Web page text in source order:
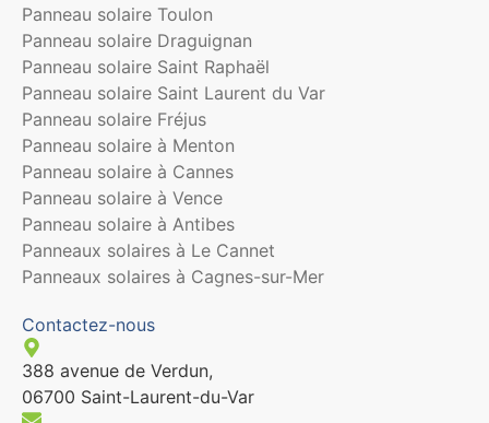
Panneau solaire Toulon
Panneau solaire Draguignan
Panneau solaire Saint Raphaël
Panneau solaire Saint Laurent du Var
Panneau solaire Fréjus
Panneau solaire à Menton
Panneau solaire à Cannes
Panneau solaire à Vence
Panneau solaire à Antibes
Panneaux solaires à Le Cannet
Panneaux solaires à Cagnes-sur-Mer
Contactez-nous
388 avenue de Verdun,
06700 Saint-Laurent-du-Var